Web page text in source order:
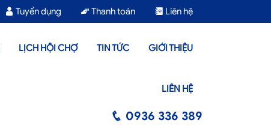
Tuyển dụng Thanh toán Liên hệ
LỊCH HỘI CHỢ TIN TỨC GIỚI THIỆU
LIÊN HỆ
0936 336 389